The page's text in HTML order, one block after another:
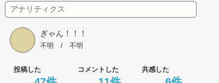
アナリティクス
ぎゃん！！！
不明 / 不明
投稿した コメントした 共感した